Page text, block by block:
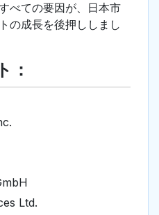
べての要因が、日本市
の成長を後押ししまし
：
Ltd.